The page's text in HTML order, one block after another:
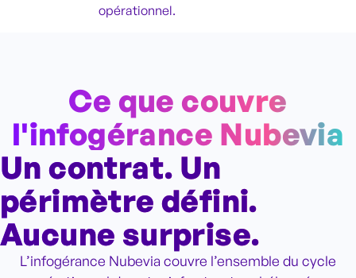
opérationnel.
Ce que couvre
l'infogérance Nubevia
Un contrat. Un
périmètre défini.
Aucune surprise.
L’infogérance Nubevia couvre l’ensemble du cycle